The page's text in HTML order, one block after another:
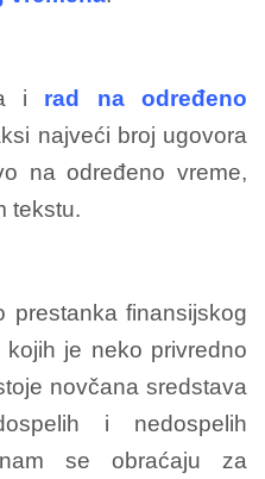
i rad na određeno
najveći broj ugovora
na određeno vreme,
tekstu.
prestanka finansijskog
je neko privredno
novčana sredstava
i nedospelih
se obraćaju za